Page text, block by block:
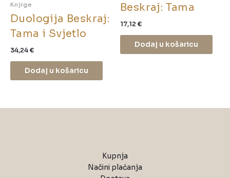
Knjige
Duologija Beskraj:
Tama i Svjetlo
34,24€
Dodaj u košaricu
Beskraj: Tama
17,12 €
Dodaj u košaricu
Kupnja
Načini plaćanja